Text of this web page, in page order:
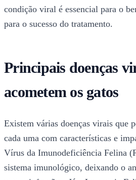
condição viral é essencial para o
para o sucesso do tratamento.
Principais doenças
acometem os gatos
Existem várias doenças virais que
cada uma com características e
Vírus da Imunodeficiência Felina
sistema imunológico, deixando o